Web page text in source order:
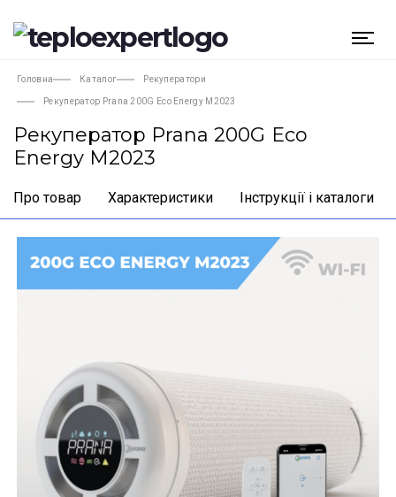
Головна Каталог Рекуператори
Рекуператор Prana 200G Eco Energy M2023
Рекуператор Prana 200G Eco
Energy M2023
Про товар Характеристики Інструкції і каталоги